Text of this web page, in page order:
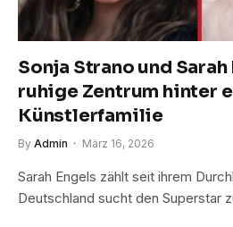
Sonja Strano und Sarah
ruhige Zentrum hinter
Künstlerfamilie
By Admin März 16, 2026
Sarah Engels zählt seit ihrem
Deutschland sucht den Superstar